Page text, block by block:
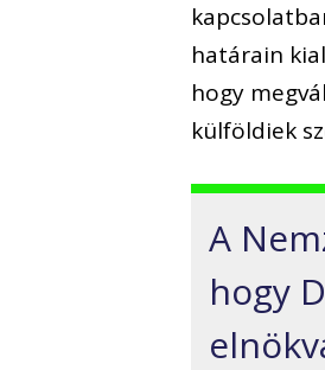
határain
hogy
külföldiek
A
hogy